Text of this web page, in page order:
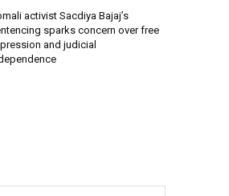
activist Sacdiya Bajaj’s
sparks concern over free
and judicial